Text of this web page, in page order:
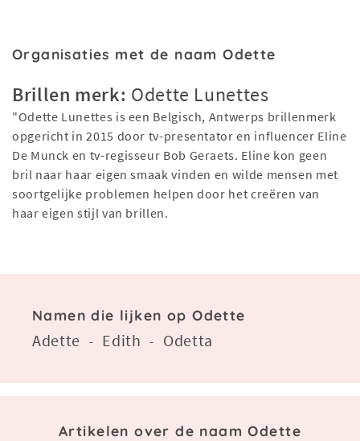
Organisaties met de naam Odette
Brillen merk: Odette Lunettes
"Odette Lunettes is een Belgisch, Antwerps brillenmerk
opgericht in 2015 door tv-presentator en influencer Eline
De Munck en tv-regisseur Bob Geraets. Eline kon geen
bril naar haar eigen smaak vinden en wilde mensen met
soortgelijke problemen helpen door het creëren van
haar eigen stijl van brillen.
Namen die lijken op Odette
Adette - Edith - Odetta
Artikelen over de naam Odette